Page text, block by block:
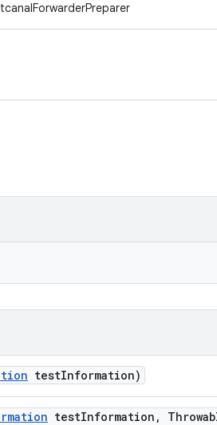
testInformation)
testInformation ,